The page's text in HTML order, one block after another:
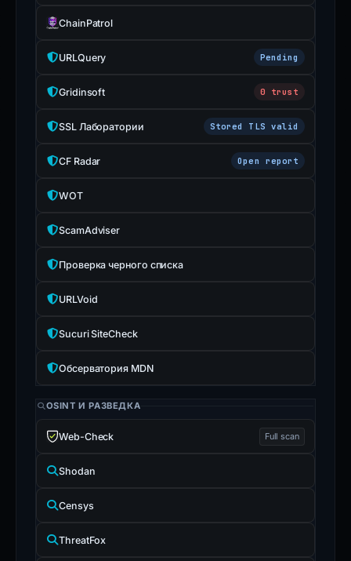
ChainPatrol
URLQuery Pending
Gridinsoft 0 trust
SSL Лаборатории Stored TLS valid
CF Radar Open report
WOT
ScamAdviser
Проверка черного списка
URLVoid
Sucuri SiteCheck
Обсерватория MDN
OSINT И РАЗВЕДКА
Web-Check Full scan
Shodan
Censys
ThreatFox